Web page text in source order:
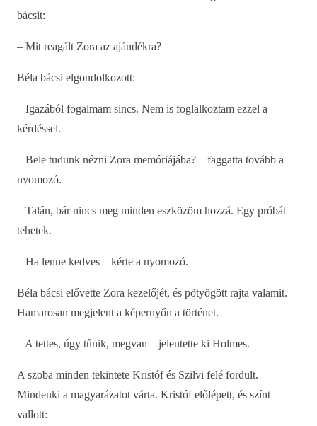
bácsit:
– Mit reagált Zora az ajándékra?
Béla bácsi elgondolkozott:
– Igazából fogalmam sincs. Nem is foglalkoztam ezzel a
kérdéssel.
– Bele tudunk nézni Zora memóriájába? – faggatta tovább a
nyomozó.
– Talán, bár nincs meg minden eszközöm hozzá. Egy próbát
tehetek.
– Ha lenne kedves – kérte a nyomozó.
Béla bácsi elővette Zora kezelőjét, és pötyögött rajta valamit.
Hamarosan megjelent a képernyőn a történet.
– A tettes, úgy tűnik, megvan – jelentette ki Holmes.
A szoba minden tekintete Kristóf és Szilvi felé fordult.
Mindenki a magyarázatot várta. Kristóf előlépett, és színt
vallott: